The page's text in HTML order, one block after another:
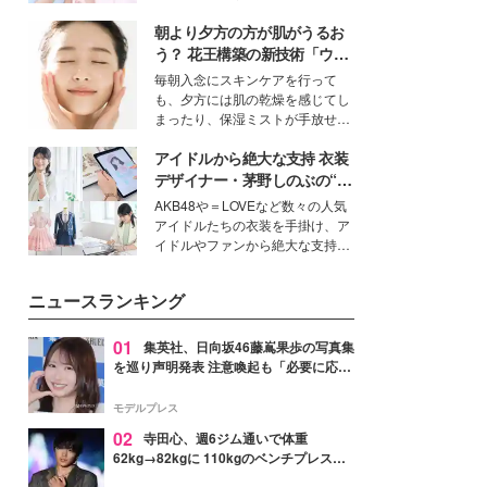
ます。
モデル・愛甲ひかりさんと橋下美
好さんを迎えて本音で女子会トー
ク。猛暑のお出かけを快適に過ご
すヒントや、2人が感動した夏の
生理の新常識にも迫りました。
朝より夕方の方が肌がうるお
う？ 花王構築の新技術「ウォ
ーターキャプチャリングスキ
ン（捕水肌）」がスキンケア
の常識を変える予感
毎朝入念にスキンケアを行って
も、夕方には肌の乾燥を感じてし
まったり、保湿ミストが手放せな
な美容の常識を大きく変える可能
性を秘めた、革新的な「Water
Capturing Skin（ウォーターキャ
プチャリングスキン：捕水肌）」
技術を、花王が構築した。
アイドルから絶大な支持 衣装
デザイナー・茅野しのぶの“可
愛い”を作る美学＜「シチズン
クロスシー」インタビュー＞
AKB48や＝LOVEなど数々の人気
アイドルたちの衣装を手掛け、ア
イドルやファンから絶大な支持を
ター・茅野しのぶ。一人ひとりの
個性に寄り添い、魅力を引き出す
衣装作りは、多くの女性たちに勇
気と自信を与え続けている。
ニュースランキング
01
集英社、日向坂46藤嶌果歩の写真集
を巡り声明発表 注意喚起も「必要に応じ
モデルプレス
02 寺田心、週6ジム通いで体重
62kg→82kgに 110kgのベンチプレス持